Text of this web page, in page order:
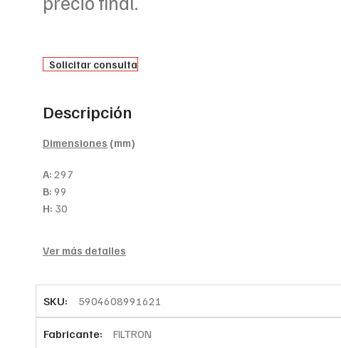
Solicitar consulta
Descripción
Dimensiones (mm)
A: 297
B: 99
H: 30
Ver más detalles
SKU: 5904608991621
Fabricante: FILTRON